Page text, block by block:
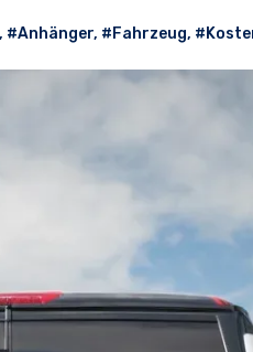
, #Anhänger, #Fahrzeug,